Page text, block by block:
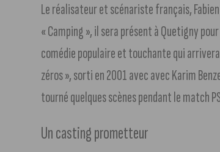
Le réalisateur et scénariste français,
« Camping », il sera présent à Quetigny
comédie populaire et touchante qui
zéros », sorti en 2001 avec avec Karim
tourné quelques scènes pendant le match
Un casting prometteur